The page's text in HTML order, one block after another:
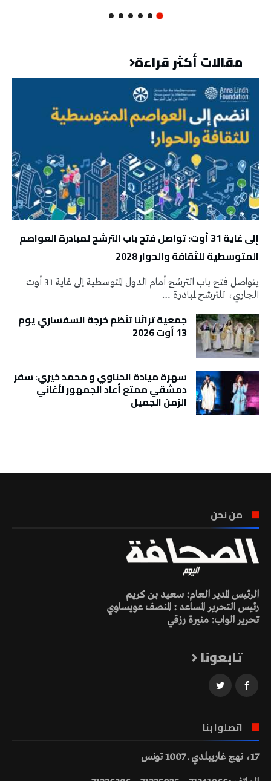
مقالات أكثر قراءة
إلى غاية 31 أوت: تواصل فتح باب الترشح لمبادرة العواصم
المتوسطية للثقافة والحوار 2028
يتواصل فتح باب الترشح أمام الدول المتوسطية إلى غاية 31 أوت
الجاري، للترشح لمبادرة …
جمعية تراثنا تنَظم خرجة السفساري يوم
13 أوت 2026
سهرة ميادة الحناوي و محمد خيري: سفر
دمشقي ممتع أعاد الجمهور لأغاني
الزمن الجميل
من نحن
الرئيس المدير العام: سعيد بن كريم
رئيس التحرير المساعد : المنصف عويساوي
تحرير الواب: منيرة رزقي
تابعونا
اتصلوا بنا
17، نهج غاريبلدي ـ 1007 تونس